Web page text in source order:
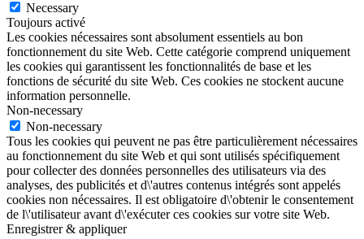
Necessary
Toujours activé
Les cookies nécessaires sont absolument essentiels au bon
fonctionnement du site Web. Cette catégorie comprend uniquement
les cookies qui garantissent les fonctionnalités de base et les
fonctions de sécurité du site Web. Ces cookies ne stockent aucune
information personnelle.
Non-necessary
Non-necessary
Tous les cookies qui peuvent ne pas être particulièrement nécessaires
au fonctionnement du site Web et qui sont utilisés spécifiquement
pour collecter des données personnelles des utilisateurs via des
analyses, des publicités et d\'autres contenus intégrés sont appelés
cookies non nécessaires. Il est obligatoire d\'obtenir le consentement
de l\'utilisateur avant d\'exécuter ces cookies sur votre site Web.
Enregistrer & appliquer